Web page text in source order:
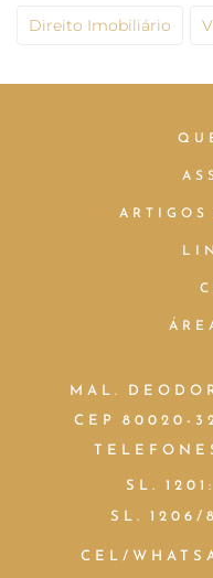
Direito Imobiliário
ARTIGOS
MAL.
CEP 80020-
SL.
SL. 1206/
CEL/